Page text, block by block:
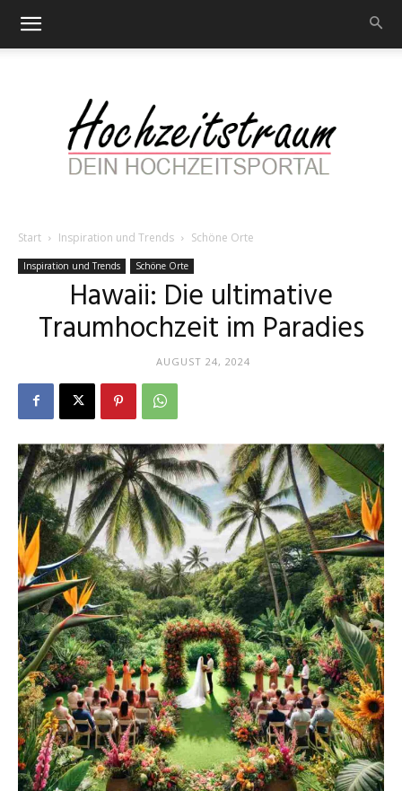
–
Portal
rund
um
das
Start Inspiration und Trends Schöne Orte
Inspiration und Trends Schöne Orte
Hawaii: Die ultimative
Traumhochzeit im Paradies
AUGUST 24, 2024